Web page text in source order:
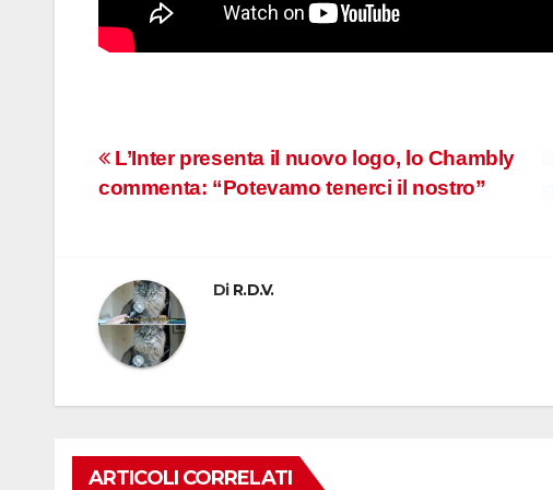
Navigazione
L’Inter presenta il nuovo logo, lo Chambly
commenta: “Potevamo tenerci il nostro”
Di R.D.V.
ARTICOLI CORRELATI